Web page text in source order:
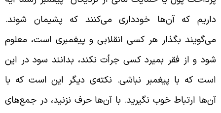
که‌ آن‌ها خودداری می‌کنند که پشیمان شوند.
بگذار هر کسی انقلابی و پیغمبری است، معلوم
و از فقر بمیرد کسی جرأت نکند، بدانند سود در این
که با پیغمبر نباشی. نکته‌ی دیگر این است که با
ارتباط خوب نگیرید. با آن‌ها حرف نزنید، در جمع‌های